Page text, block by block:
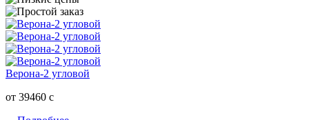
Верона-2 угловой
от 39460 c